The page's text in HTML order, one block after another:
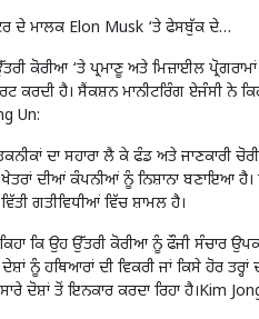
ਦੇ ਮਾਲਕ Elon Musk ‘ਤੇ ਫੇਸਬੁੱਕ ਦੇ…
ਕੋਰੀਆ ‘ਤੇ ਪ੍ਰਮਾਣੂ ਅਤੇ ਮਿਜ਼ਾਈਲ
ਕਰਦੀ ਹੈ। ਸੈਂਕਸ਼ਨ ਮਾਨੀਟਰਿੰਗ ਏਜੰਸੀ ਨੇ
Un:
ਦਾ ਸਹਾਰਾ ਲੈ ਕੇ ਫੰਡ ਅਤੇ ਜਾਣਕਾਰੀ
ਦੀਆਂ ਕੰਪਨੀਆਂ ਨੂੰ ਨਿਸ਼ਾਨਾ ਬਣਾਇਆ ਹੈ।
ਗਤੀਵਿਧੀਆਂ ਵਿੱਚ ਸ਼ਾਮਲ ਹੈ।
ਕਿ ਉਹ ਉੱਤਰੀ ਕੋਰੀਆ ਨੂੰ ਫੌਜੀ ਸੰਚਾਰ
ਨੂੰ ਹਥਿਆਰਾਂ ਦੀ ਵਿਕਰੀ ਜਾਂ ਕਿਸੇ ਹੋਰ ਤਰ੍ਹਾਂ
ਦੋਸ਼ਾਂ ਤੋਂ ਇਨਕਾਰ ਕਰਦਾ ਰਿਹਾ ਹੈ।Kim